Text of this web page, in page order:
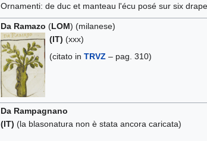
Ornamenti: de duc et manteau l'écu posé sur six
Da Ramazo (LOM) (milanese)
(IT) (xxx)
(citato in TRVZ– pag. 310)
Da Rampagnano
(IT) (la blasonatura non è stata ancora caricata)